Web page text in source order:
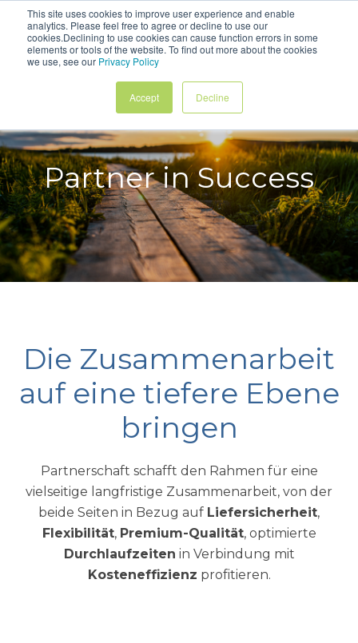
This site uses cookies to improve user experience and enable
analytics. Please feel free to agree or decline to use our
cookies.Declining to use cookies can cause function errors in some
elements or tools of the website. To find out more about the cookies
we use, see our Privacy Policy
Accept Decline
Deutsch
Partner in Success
Die Zusammenarbeit
auf eine tiefere Ebene
bringen
Partnerschaft schafft den Rahmen für eine
vielseitige langfristige Zusammenarbeit, von der
beide Seiten in Bezug auf Liefersicherheit,
Flexibilität, Premium-Qualität, optimierte
Durchlaufzeiten in Verbindung mit
Kosteneffizienz profitieren.